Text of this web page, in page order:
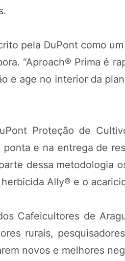
pela DuPont como
“Aproach® Prima é
e age no interior da
Proteção de
e na entrega de
dessa metodologia
Ally® e o
Cafeicultores de
rurais,
novos e melhores